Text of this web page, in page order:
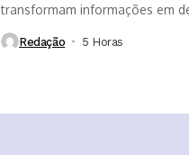
transformam informações em
Redação 5 Horas ⁮